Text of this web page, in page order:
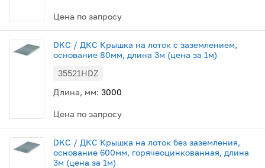
Цена по запросу
DKC / ДКС Крышка на лоток с заземлением,
основание 80мм, длина 3м (цена за 1м)
35521HDZ
Длина, мм: 3000
Цена по запросу
DKC / ДКС Крышка на лоток без заземления,
основание 600мм, горячеоцинкованная, длина
3м (цена за 1м)